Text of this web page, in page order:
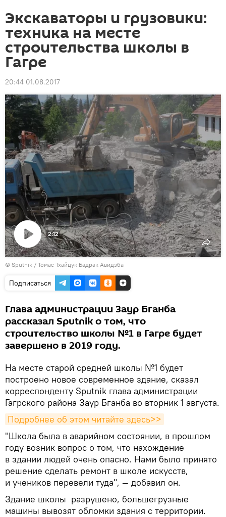
Экскаваторы и грузовики:
техника на месте
строительства школы в
Гагре
20:44 01.08.2017
Воспроизвести
видео
2:12
© Sputnik / Томас Тхайцук Бадрак Авидзба
Подписаться
Глава администрации Заур Бганба
рассказал Sputnik о том, что
строительство школы №1 в Гагре будет
завершено в 2019 году.
На месте старой средней школы №1 будет
построено новое современное здание, сказал
корреспонденту Sputnik глава администрации
Гагрского района Заур Бганба во вторник 1 августа.
Подробнее об этом читайте здесь>>
"Школа была в аварийном состоянии, в прошлом
году возник вопрос о том, что нахождение
в здании людей очень опасно. Нами было принято
решение сделать ремонт в школе искусств,
и учеников перевели туда", — добавил он.
Здание школы разрушено, большегрузные
машины вывозят обломки здания с территории.